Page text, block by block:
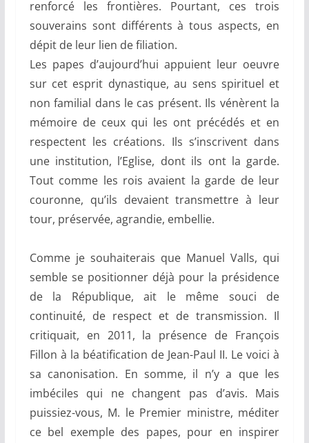
renforcé les frontières. Pourtant, ces trois
souverains sont différents à tous aspects, en
dépit de leur lien de filiation.
Les papes d’aujourd’hui appuient leur oeuvre
sur cet esprit dynastique, au sens spirituel et
non familial dans le cas présent. Ils vénèrent la
mémoire de ceux qui les ont précédés et en
respectent les créations. Ils s’inscrivent dans
une institution, l’Eglise, dont ils ont la garde.
Tout comme les rois avaient la garde de leur
couronne, qu’ils devaient transmettre à leur
tour, préservée, agrandie, embellie.
Comme je souhaiterais que Manuel Valls, qui
semble se positionner déjà pour la présidence
de la République, ait le même souci de
continuité, de respect et de transmission. Il
critiquait, en 2011, la présence de François
Fillon à la béatification de Jean-Paul II. Le voici à
sa canonisation. En somme, il n’y a que les
imbéciles qui ne changent pas d’avis. Mais
puissiez-vous, M. le Premier ministre, méditer
ce bel exemple des papes, pour en inspirer